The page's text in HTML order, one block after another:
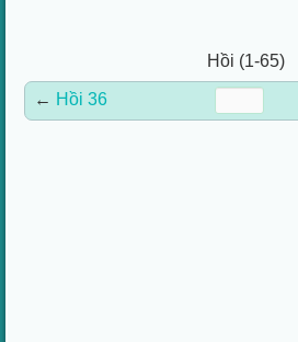
Hồi (1-65)
← Hồi 36